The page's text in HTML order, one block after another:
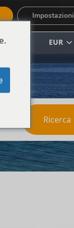
EUR
Ricerca
Impostazioni